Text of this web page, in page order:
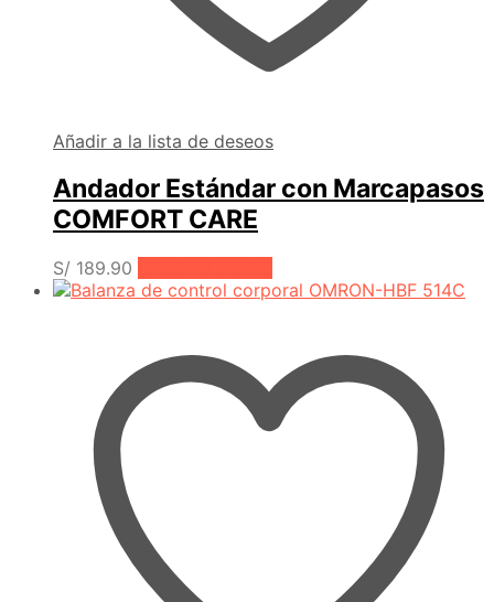
Añadir a la lista de deseos
Andador Estándar con Marcapasos
COMFORT CARE
S/ 189.90